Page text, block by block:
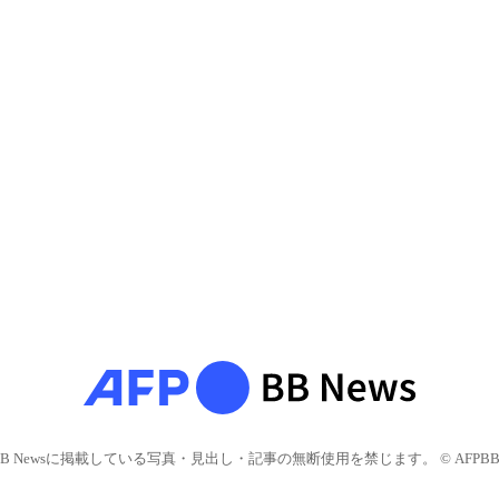
Newsに掲載している写真・見出し・記事の無断使用を禁じます。 © AFPBB